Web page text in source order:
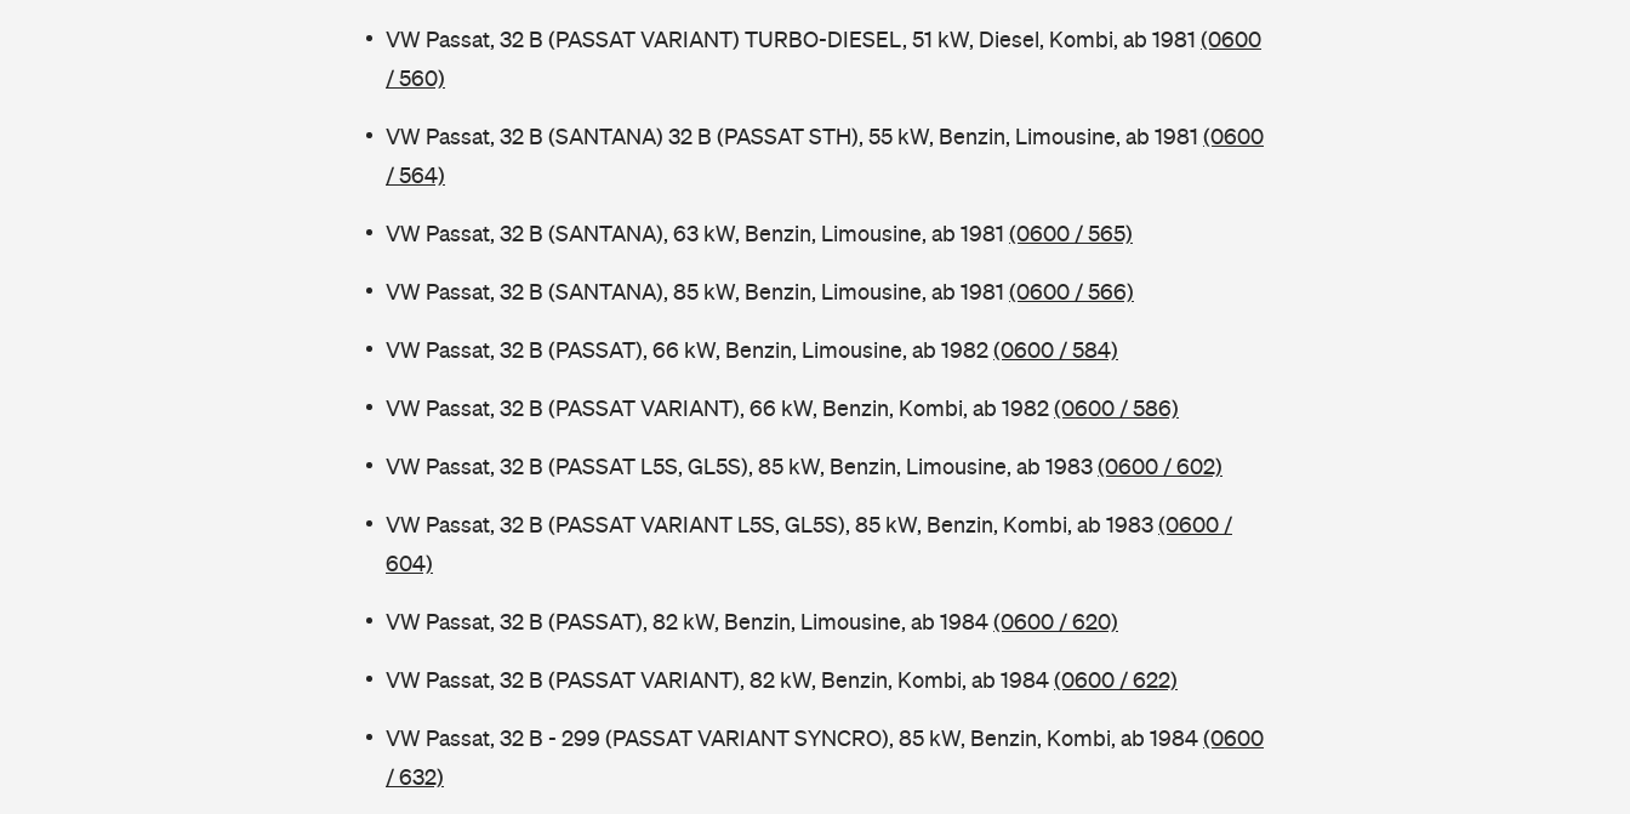
VW Passat, 32 B (PASSAT VARIANT) TURBO-DIESEL, 51 kW, Diesel, Kombi, ab 1981 (0600
/ 560)
VW Passat, 32 B (SANTANA) 32 B (PASSAT STH), 55 kW, Benzin, Limousine, ab 1981 (0600
/ 564)
VW Passat, 32 B (SANTANA), 63 kW, Benzin, Limousine, ab 1981 (0600 / 565)
VW Passat, 32 B (SANTANA), 85 kW, Benzin, Limousine, ab 1981 (0600 / 566)
VW Passat, 32 B (PASSAT), 66 kW, Benzin, Limousine, ab 1982(0600 / 584)
VW Passat, 32 B (PASSAT VARIANT), 66 kW, Benzin, Kombi, ab 1982(0600 / 586)
VW Passat, 32 B (PASSAT L5S, GL5S), 85 kW, Benzin, Limousine, ab 1983(0600 / 602)
VW Passat, 32 B (PASSAT VARIANT L5S, GL5S), 85 kW, Benzin, Kombi, ab 1983(0600 /
604)
VW Passat, 32 B (PASSAT), 82 kW, Benzin, Limousine, ab 1984(0600 / 620)
VW Passat, 32 B (PASSAT VARIANT), 82 kW, Benzin, Kombi, ab 1984(0600 / 622)
VW Passat, 32 B - 299 (PASSAT VARIANT SYNCRO), 85 kW, Benzin, Kombi, ab 1984(0600
/ 632)